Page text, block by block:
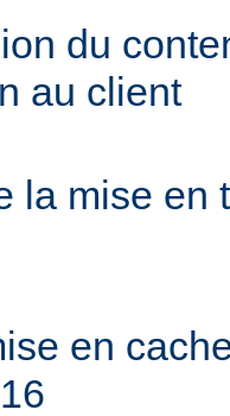
du
au client
la mise en
en